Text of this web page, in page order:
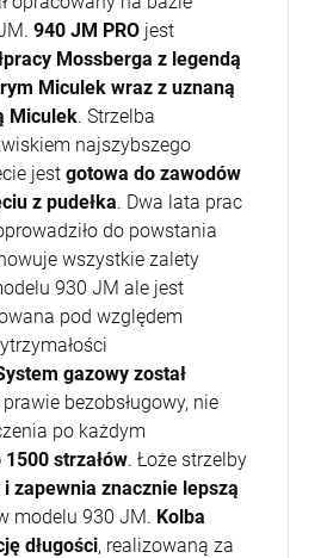
940 JM PRO jest
Mossberga z legendą
Miculek wraz z uznaną
Miculek. Strzelba
najszybszego
jest gotowa do zawodów
z pudełka. Dwa lata prac
do powstania
wszystkie zalety
930 JM ale jest
pod względem
gazowy został
bezobsługowy, nie
po każdym
1500 strzałów. Łoże strzelby
zapewnia znacznie lepszą
modelu 930 JM. Kolba
długości, realizowaną za